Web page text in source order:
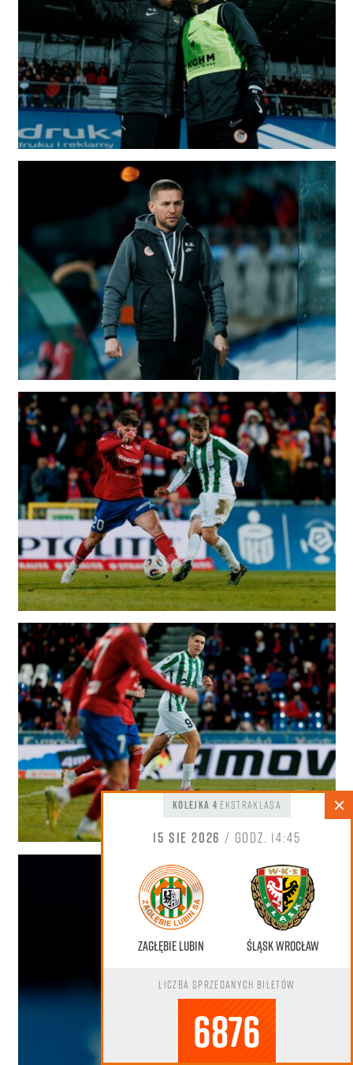
kolejka 4 Ekstraklasa
15 sie 2026/ godz. 14:45
Zagłębie Lubin Śląsk Wrocław
Liczba sprzedanych biletów
6876